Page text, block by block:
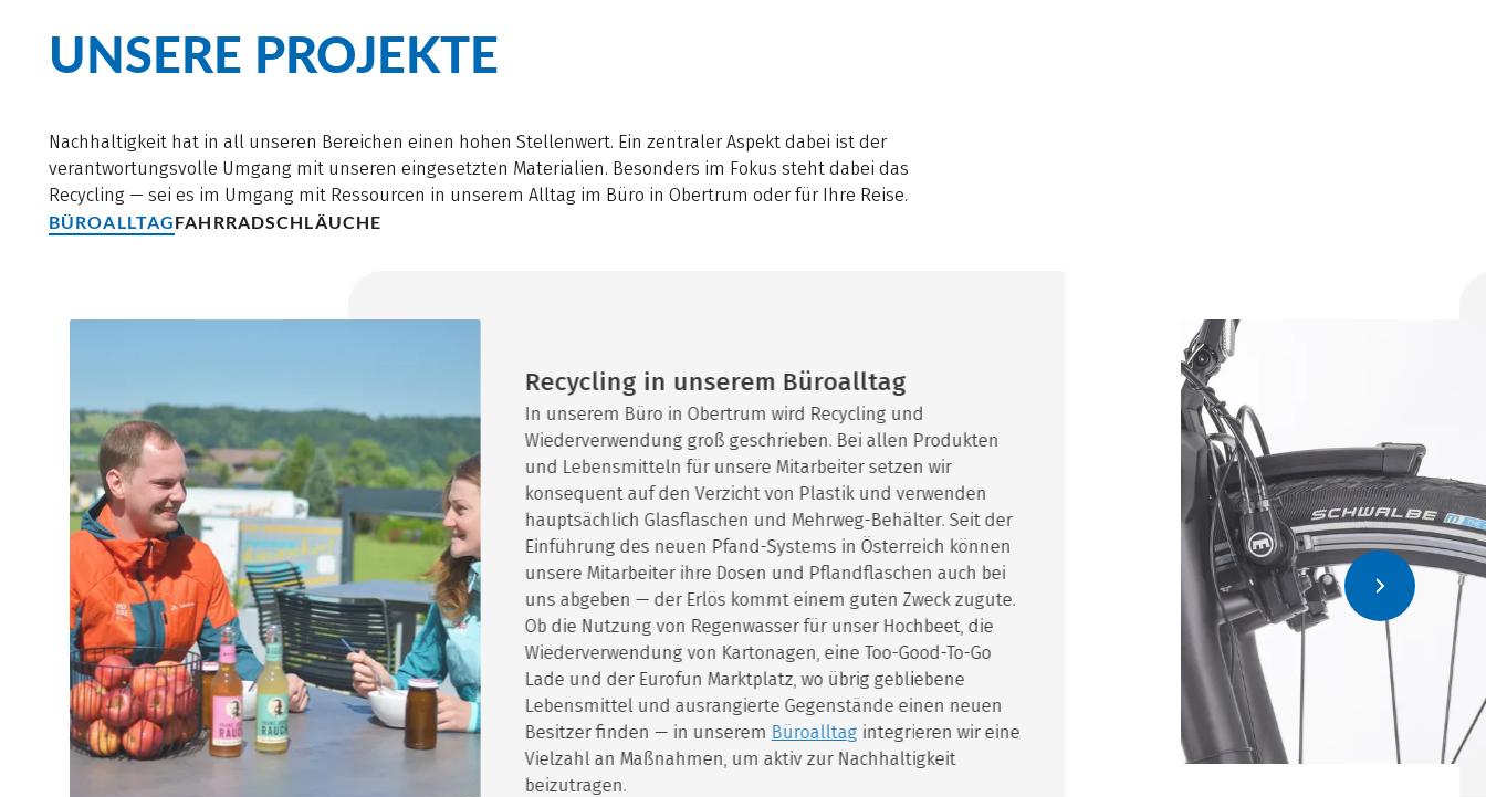
UNSERE PROJEKTE
Nachhaltigkeit hat in all unseren Bereichen einen hohen Stellenwert. Ein zentraler Aspekt dabei ist der
verantwortungsvolle Umgang mit unseren eingesetzten Materialien. Besonders im Fokus steht dabei das
Recycling — sei es im Umgang mit Ressourcen in unserem Alltag im Büro in Obertrum oder für Ihre Reise.
BÜROALLTAGFAHRRADSCHLÄUCHE
Recycling in unserem Büroalltag
In unserem Büro in Obertrum wird Recycling und
Wiederverwendung groß geschrieben. Bei allen Produkten
und Lebensmitteln für unsere Mitarbeiter setzen wir
konsequent auf den Verzicht von Plastik und verwenden
hauptsächlich Glasflaschen und Mehrweg-Behälter. Seit der
Einführung des neuen Pfand-Systems in Österreich können
unsere Mitarbeiter ihre Dosen und Pflandflaschen auch bei
uns abgeben — der Erlös kommt einem guten Zweck zugute.
Ob die Nutzung von Regenwasser für unser Hochbeet, die
Wiederverwendung von Kartonagen, eine Too-Good-To-Go
Lade und der Eurofun Marktplatz, wo übrig gebliebene
Lebensmittel und ausrangierte Gegenstände einen neuen
Besitzer finden — in unseremBüroalltagintegrieren wir eine
Vielzahl an Maßnahmen, um aktiv zur Nachhaltigkeit
beizutragen.